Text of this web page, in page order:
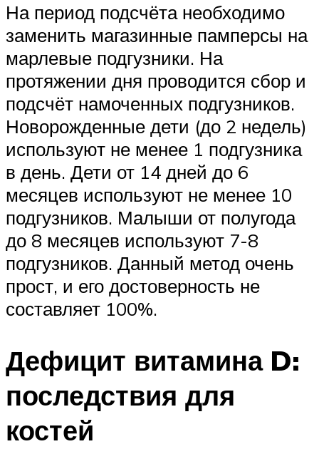
На период подсчёта необходимо
заменить магазинные памперсы на
марлевые подгузники. На
протяжении дня проводится сбор и
подсчёт намоченных подгузников.
Новорожденные дети (до 2 недель)
используют не менее 1 подгузника
в день. Дети от 14 дней до 6
месяцев используют не менее 10
подгузников. Малыши от полугода
до 8 месяцев используют 7-8
подгузников. Данный метод очень
прост, и его достоверность не
составляет 100%.
Дефицит витамина D:
последствия для
костей